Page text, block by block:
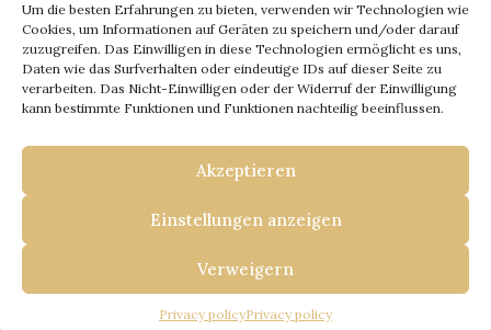
Um die besten Erfahrungen zu bieten, verwenden wir Technologien wie
Cookies, um Informationen auf Geräten zu speichern und/oder darauf
zuzugreifen. Das Einwilligen in diese Technologien ermöglicht es uns,
Daten wie das Surfverhalten oder eindeutige IDs auf dieser Seite zu
verarbeiten. Das Nicht-Einwilligen oder der Widerruf der Einwilligung
kann bestimmte Funktionen und Funktionen nachteilig beeinflussen.
Akzeptieren
Verweigern
Einstellungen anzeigen
Privacy policyPrivacy policy
37 Bilder
Travel Istria
VILLA #1
- 100 € Rabatt
IHRE FLUCHT NACH ISTRIEN
BUCHEN SIE BEI UNS
100 € RABATT + EIN